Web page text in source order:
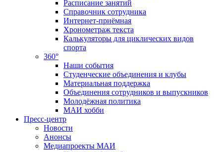
Расписание занятий
Справочник сотрудника
Интернет-приёмная
Хронометраж текста
Калькуляторы для циклических видов
спорта
360°
Наши события
Студенческие объединения и клубы
Материальная поддержка
Объединения сотрудников и выпускников
Молодёжная политика
МАИ хобби
Пресс-центр
Новости
Анонсы
Медиапроекты МАИ